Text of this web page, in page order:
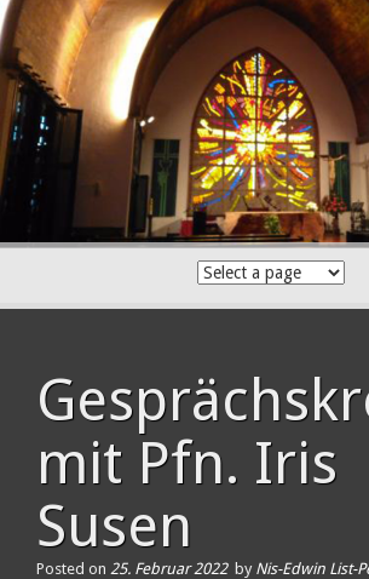
Skip
to
content
mit Pfn. Iris
Susen
Posted on 25. Februar 2022 by Nis-Edwin List-